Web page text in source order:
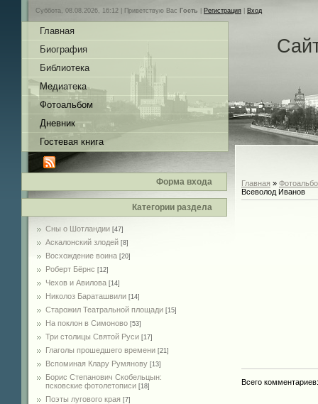
Суббота, 08.08.2026, 16:12 | Приветствую Вас Гость Регистрация Вход
Главная
Биография
Библиотека
Медиатека
Фотоальбом
Дневник
Гостевая книга
Форма входа
Категории раздела
Сны о Шотландии [47]
Аскалонский злодей [8]
Восхождение воина [20]
Роберт Бёрнс [12]
Чехов и Авилова [14]
Николоз Бараташвили [14]
Cтарожил Театральной площади [15]
На поклон в Симоново [53]
Три столицы Святой Руси [17]
Глаголы прошедшего времени [21]
Вспоминая Клару Румянову [13]
Борис Степанович Скобельцын:
псковские фотолетописи [18]
Поэты лугового края [7]
Главная »
Всеволод Иванов
Всего комментариев